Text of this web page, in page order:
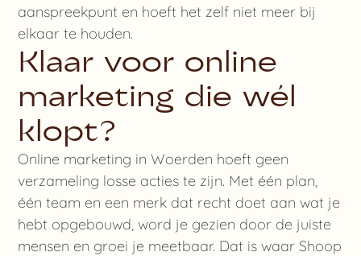
aanspreekpunt en hoeft het zelf niet meer bij
elkaar te houden.
Klaar voor online
marketing die wél
klopt?
Online marketing in Woerden hoeft geen
verzameling losse acties te zijn. Met één plan,
één team en een merk dat recht doet aan wat je
hebt opgebouwd, word je gezien door de juiste
mensen en groei je meetbaar. Dat is waar Shoop